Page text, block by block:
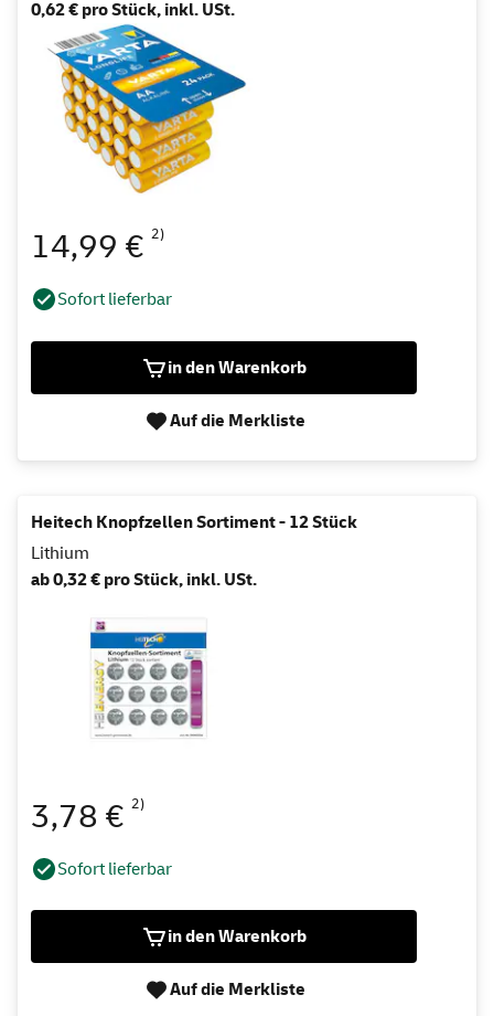
0,62 € pro Stück, inkl. USt.
14,99 € 2)
Sofort lieferbar
in den Warenkorb
Auf die Merkliste
Heitech Knopfzellen Sortiment - 12 Stück
Lithium
ab 0,32 € pro Stück, inkl. USt.
3,78 € 2)
Sofort lieferbar
in den Warenkorb
Auf die Merkliste